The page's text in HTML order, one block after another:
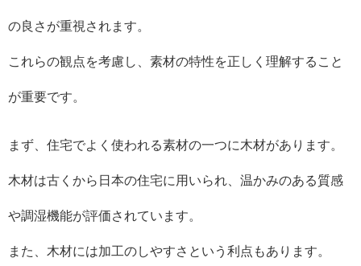
の良さが重視されます。
これらの観点を考慮し、素材の特性を正しく理解すること
が重要です。
まず、住宅でよく使われる素材の一つに木材があります。
木材は古くから日本の住宅に用いられ、温かみのある質感
や調湿機能が評価されています。
また、木材には加工のしやすさという利点もあります。